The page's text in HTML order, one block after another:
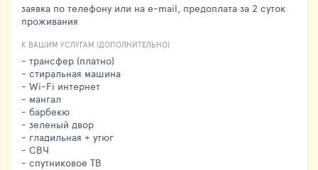
заявка по телефону или на e-mail, предоплата за 2 суток
проживания
К ВАШИМ УСЛУГАМ (ДОПОЛНИТЕЛЬНО)
- трансфер (платно)
- стиральная машина
- Wi-Fi интернет
- мангал
- барбекю
- зеленый двор
- гладильная + утюг
- СВЧ
- спутниковое ТВ